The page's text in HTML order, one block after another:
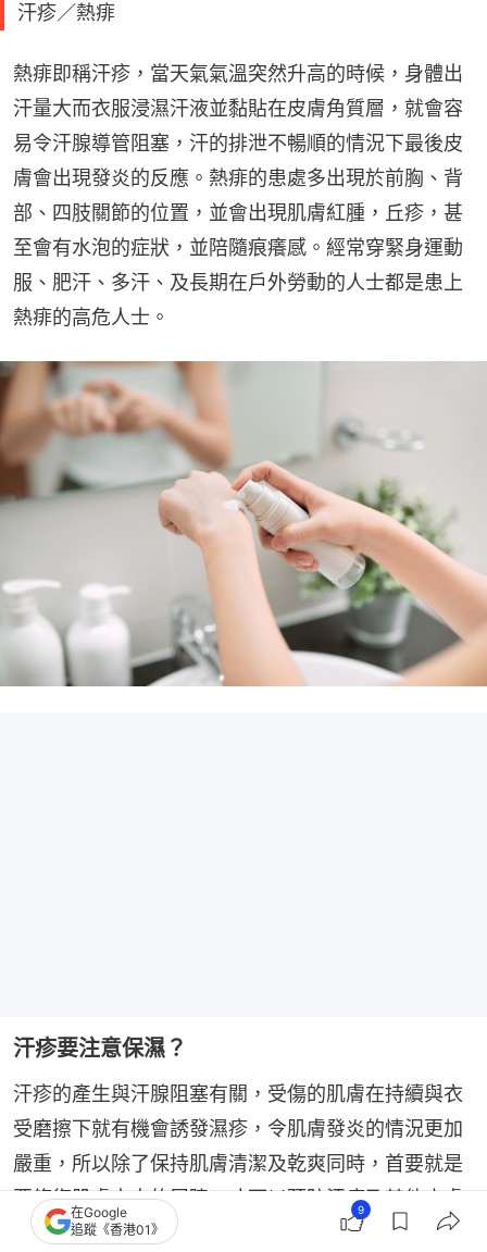
汗疹／熱痱
熱痱即稱汗疹，當天氣氣溫突然升高的時候，身體出
汗量大而衣服浸濕汗液並黏貼在皮膚角質層，就會容
易令汗腺導管阻塞，汗的排泄不暢順的情況下最後皮
膚會出現發炎的反應。熱痱的患處多出現於前胸、背
部、四肢關節的位置，並會出現肌膚紅腫，丘疹，甚
至會有水泡的症狀，並陪隨痕癢感。經常穿緊身運動
服、肥汗、多汗、及長期在戶外勞動的人士都是患上
熱痱的高危人士。
汗疹要注意保濕？
汗疹的產生與汗腺阻塞有關，受傷的肌膚在持續與衣
受磨擦下就有機會誘發濕疹，令肌膚發炎的情況更加
嚴重，所以除了保持肌膚清潔及乾爽同時，首要就是
要修復肌膚本來的屏障，才可以預防汗疹及其他皮膚
的問題產生。
在Google
追蹤《香港01》
9